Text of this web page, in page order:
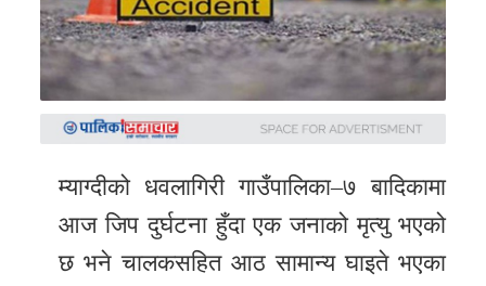
समाचार
भिडियो
समाचार
अन्य
समाचार
Preeti
म्याग्दीको धवलागिरी गाउँपालिका–७ बादिकामा
आज जिप दुर्घटना हुँदा एक जनाको मृत्यु भएको
छ भने चालकसहित आठ सामान्य घाइते भएका